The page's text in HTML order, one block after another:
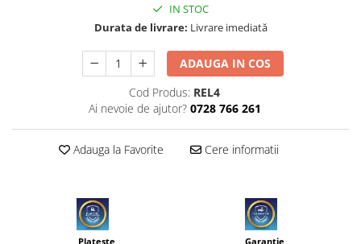
IN STOC
Durata de livrare: Livrare imediată
ADAUGA IN COS
Cod Produs: REL4
Ai nevoie de ajutor? 0728 766 261
Adauga la Favorite Cere informatii
Plateste Garantie